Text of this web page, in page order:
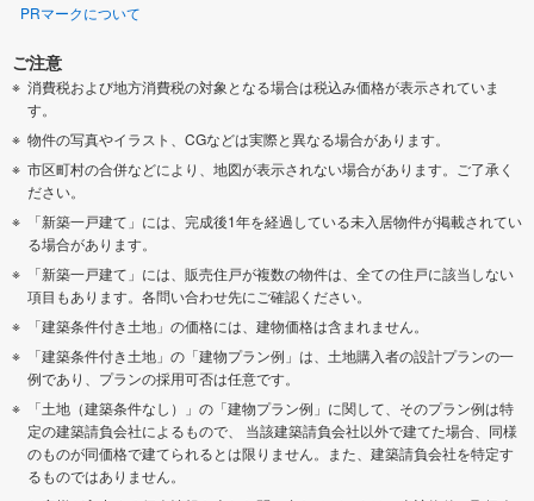
PRマークについて
ご注意
消費税および地方消費税の対象となる場合は税込み価格が表示されていま
す。
物件の写真やイラスト、CGなどは実際と異なる場合があります。
市区町村の合併などにより、地図が表示されない場合があります。ご了承く
ださい。
「新築一戸建て」には、完成後1年を経過している未入居物件が掲載されてい
る場合があります。
「新築一戸建て」には、販売住戸が複数の物件は、全ての住戸に該当しない
項目もあります。各問い合わせ先にご確認ください。
「建築条件付き土地」の価格には、建物価格は含まれません。
「建築条件付き土地」の「建物プラン例」は、土地購入者の設計プランの一
例であり、プランの採用可否は任意です。
「土地（建築条件なし）」の「建物プラン例」に関して、そのプラン例は特
定の建築請負会社によるもので、 当該建築請負会社以外で建てた場合、同様
のものが同価格で建てられるとは限りません。また、建築請負会社を特定す
るものではありません。